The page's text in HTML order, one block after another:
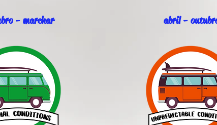
- marchar abril -